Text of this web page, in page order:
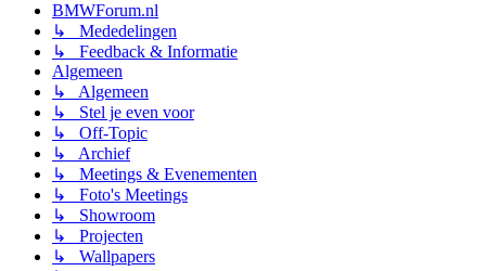
BMWForum.nl
↳ Mededelingen
↳ Feedback & Informatie
Algemeen
↳ Algemeen
↳ Stel je even voor
↳ Off-Topic
↳ Archief
↳ Meetings & Evenementen
↳ Foto's Meetings
↳ Showroom
↳ Projecten
↳ Wallpapers